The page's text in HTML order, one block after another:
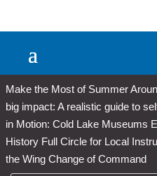
Make the Most of Summer
big impact: A realistic guide to
in Motion: Cold Lake Museums
History Full Circle for Local
the Wing Change of Command